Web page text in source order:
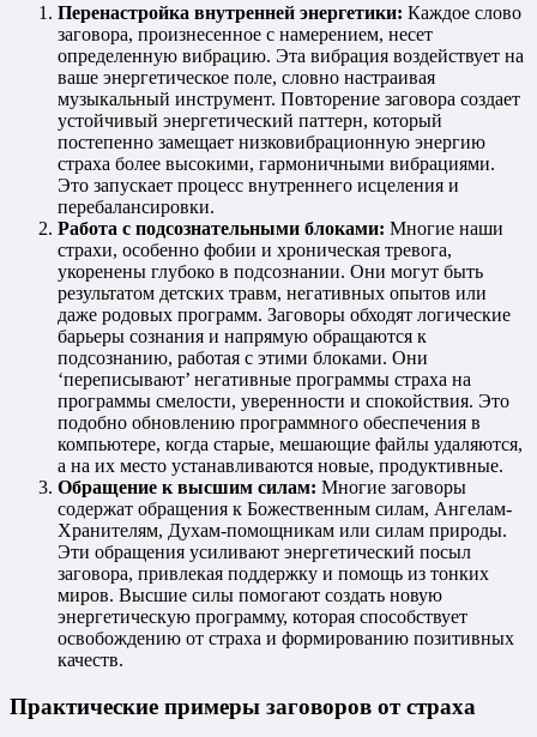
Перенастройка внутренней энергетики: Каждое слово
заговора, произнесенное с намерением, несет
определенную вибрацию. Эта вибрация воздействует на
ваше энергетическое поле, словно настраивая
музыкальный инструмент. Повторение заговора создает
устойчивый энергетический паттерн, который
постепенно замещает низковибрационную энергию
страха более высокими, гармоничными вибрациями.
Это запускает процесс внутреннего исцеления и
перебалансировки.
Работа с подсознательными блоками: Многие наши
страхи, особенно фобии и хроническая тревога,
укоренены глубоко в подсознании. Они могут быть
результатом детских травм, негативных опытов или
даже родовых программ. Заговоры обходят логические
барьеры сознания и напрямую обращаются к
подсознанию, работая с этими блоками. Они
‘переписывают’ негативные программы страха на
программы смелости, уверенности и спокойствия. Это
подобно обновлению программного обеспечения в
компьютере, когда старые, мешающие файлы удаляются,
а на их место устанавливаются новые, продуктивные.
Обращение к высшим силам: Многие заговоры
содержат обращения к Божественным силам, Ангелам-
Хранителям, Духам-помощникам или силам природы.
Эти обращения усиливают энергетический посыл
заговора, привлекая поддержку и помощь из тонких
миров. Высшие силы помогают создать новую
энергетическую программу, которая способствует
освобождению от страха и формированию позитивных
качеств.
Практические примеры заговоров от страха